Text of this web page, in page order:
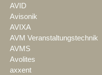
AVID
Avisonik
AVIXA
AVM Veranstaltungstechnik
AVMS
Avolites
axxent